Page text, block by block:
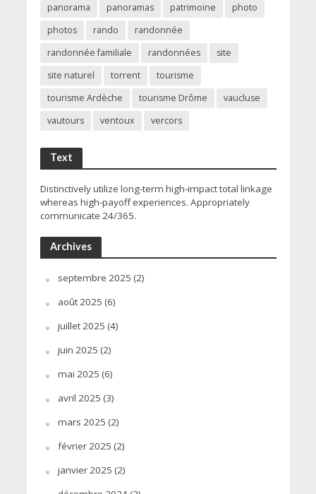
panorama
panoramas patrimoine
photo
photos
rando
randonnée
randonnée familiale
randonnées
site
site naturel
torrent
tourisme
tourisme Ardèche
tourisme Drôme
vaucluse
vautours
ventoux vercors
Text
Distinctively utilize long-term high-impact total linkage
whereas high-payoff experiences. Appropriately
communicate 24/365.
Archives
septembre 2025 (2)
août 2025 (6)
juillet 2025 (4)
juin 2025 (2)
mai 2025 (6)
avril 2025 (3)
mars 2025 (2)
février 2025 (2)
janvier 2025 (2)